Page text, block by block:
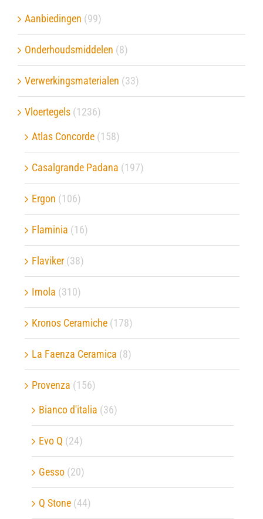
Aanbiedingen (99)
Onderhoudsmiddelen (8)
Verwerkingsmaterialen (33)
Vloertegels (1236)
Atlas Concorde (158)
Casalgrande Padana (197)
Ergon (106)
Flaminia (16)
Flaviker (38)
Imola (310)
Kronos Ceramiche (178)
La Faenza Ceramica (8)
Provenza (156)
Bianco d'italia (36)
Evo Q (24)
Gesso (20)
Q Stone (44)